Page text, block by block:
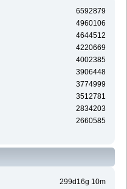
6592879
4960106
4644512
4220669
4002385
3906448
3774999
3512781
2834203
2660585
299d16g 10m